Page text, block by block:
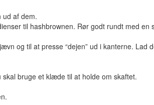
af dem.
til hashbrownen. Rør godt rundt med en
og til at presse “dejen” ud i kanterne.
bruge et klæde til at holde om skaftet.